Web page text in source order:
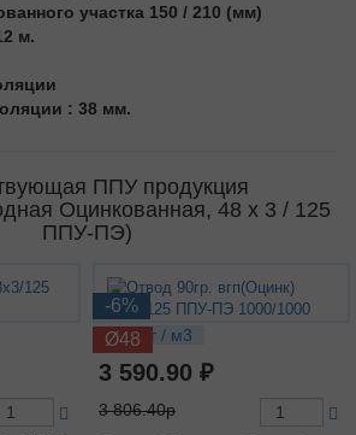
участка 150 / 210 (мм)
м.
: 38 мм.
ППУ продукция
Оцинкованная, 48 х 3 / 125
ППУ-ПЭ)
-6%
Ø48
10.5 кг / м3
3 590.90 ₽
3 806.40р